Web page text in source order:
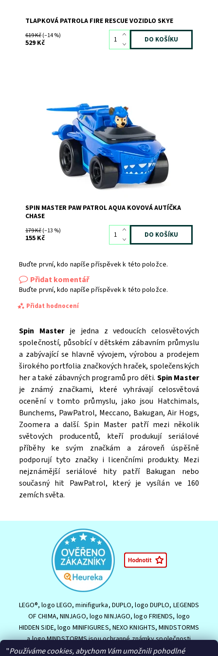
TLAPKOVÁ PATROLA FIRE RESCUE VOZIDLO SKYE
619 Kč(–14 %)
529 Kč
Dostupnost: Skladem2
10904
SPIN MASTER
SPIN MASTER PAW PATROL AQUA KOVOVÁ AUTÍČKA
CHASE
179 Kč(–13 %)
155 Kč
Buďte první, kdo napíše příspěvek k této položce.
Přidat komentář
Buďte první, kdo napíše příspěvek k této položce.
Přidat hodnocení
Souhlasím seZpracováním osobních údajů.
Spin Masterje jedna z vedoucích celosvětových
společností, působící v dětském zábavním průmyslu
a zabývající se hlavně vývojem, výrobou a prodejem
širokého portfolia značkových hraček, společenských
her a také zábavných programů pro děti. Spin Master
je známý značkami, které vyhrávají celosvětová
ocenění v tomto průmyslu, jako jsou Hatchimals,
Bunchems, PawPatrol, Meccano, Bakugan, Air Hogs,
Zoomera a další. Spin Master patří mezi několik
světových producentů, kteří produkují seriálové
příběhy ke svým značkám a zároveň úspěšně
podporují tyto značky i licenčními produkty. Mezi
nejznámější seriálové hity patří Bakugan nebo
současný hit PawPatrol, který je vysílán ve 160
zemích světa.
LEGO®, logo LEGO, minifigurka, DUPLO, logo DUPLO, LEGENDS
OF CHIMA, NINJAGO, logo NINJAGO, logo FRIENDS, logo
HIDDEN SIDE, logo MINIFIGURES, NEXO KNIGHTS, MINDSTORMS
a logo MINDSTORMS jsou ochranné známky společnosti
LEGO Group nebo jsou chráněny autorským právem LEGO
"Používáme cookies, abychom Vám umožnili pohodlné